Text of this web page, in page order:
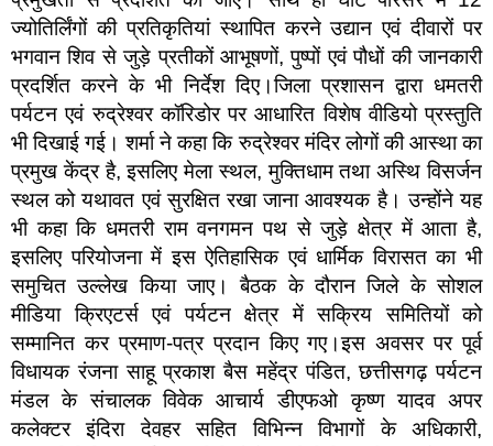
ज्योतिर्लिंगों की प्रतिकृतियां स्थापित करने उद्यान एवं दीवारों पर
भगवान शिव से जुड़े प्रतीकों आभूषणों, पुष्पों एवं पौधों की जानकारी
प्रदर्शित करने के भी निर्देश दिए।जिला प्रशासन द्वारा धमतरी
पर्यटन एवं रुद्रेश्वर कॉरिडोर पर आधारित विशेष वीडियो प्रस्तुति
भी दिखाई गई। शर्मा ने कहा कि रुद्रेश्वर मंदिर लोगों की आस्था का
प्रमुख केंद्र है, इसलिए मेला स्थल, मुक्तिधाम तथा अस्थि विसर्जन
स्थल को यथावत एवं सुरक्षित रखा जाना आवश्यक है। उन्होंने यह
भी कहा कि धमतरी राम वनगमन पथ से जुड़े क्षेत्र में आता है,
इसलिए परियोजना में इस ऐतिहासिक एवं धार्मिक विरासत का भी
समुचित उल्लेख किया जाए। बैठक के दौरान जिले के सोशल
मीडिया क्रिएटर्स एवं पर्यटन क्षेत्र में सक्रिय समितियों को
सम्मानित कर प्रमाण-पत्र प्रदान किए गए।इस अवसर पर पूर्व
विधायक रंजना साहू प्रकाश बैस महेंद्र पंडित, छत्तीसगढ़ पर्यटन
मंडल के संचालक विवेक आचार्य डीएफओ कृष्ण यादव अपर
कलेक्टर इंदिरा देवहर सहित विभिन्न विभागों के अधिकारी,